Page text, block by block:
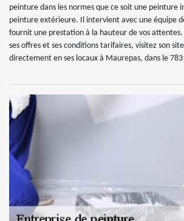
peinture dans les normes que ce soit une peinture
peinture extérieure. Il intervient avec une équipe
fournit une prestation à la hauteur de vos attentes.
ses offres et ses conditions tarifaires, visitez son
directement en ses locaux à Maurepas, dans le